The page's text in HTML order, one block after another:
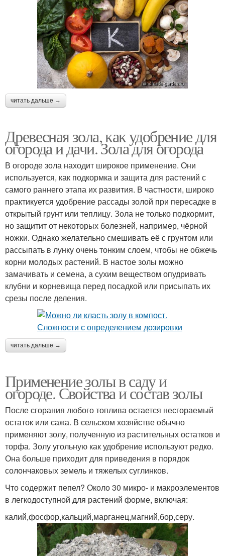
читать дальше →
Древесная зола, как удобрение для
огорода и дачи. Зола для огорода
В огороде зола находит широкое применение. Они
используется, как подкормка и защита для растений с
самого раннего этапа их развития. В частности, широко
практикуется удобрение рассады золой при пересадке в
открытый грунт или теплицу. Зола не только подкормит,
но защитит от некоторых болезней, например, чёрной
ножки. Однако желательно смешивать её с грунтом или
рассыпать в лунку очень тонким слоем, чтобы не обжечь
корни молодых растений. В настое золы можно
замачивать и семена, а сухим веществом опудривать
клубни и корневища перед посадкой или присыпать их
срезы после деления.
читать дальше →
Применение золы в саду и
огороде. Свойства и состав золы
После сгорания любого топлива остается несгораемый
остаток или сажа. В сельском хозяйстве обычно
применяют золу, полученную из растительных остатков и
торфа. Золу угольную как удобрение используют редко.
Она больше приходит для приведения в порядок
солончаковых земель и тяжелых суглинков.
Что содержит пепел? Около 30 микро- и макроэлементов
в легкодоступной для растений форме, включая:
калий,фосфор,кальций,марганец,магний,бор,серу.